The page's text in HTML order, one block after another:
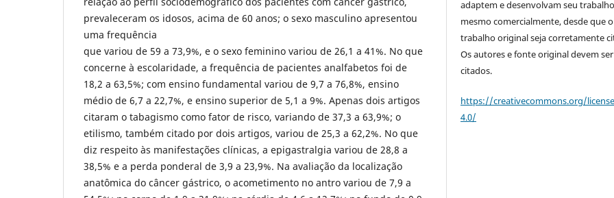
prevaleceram os idosos, acima de 60 anos; o sexo masculino apresentou
uma frequência
que variou de 59 a 73,9%, e o sexo feminino variou de 26,1 a 41%. No que
concerne à escolaridade, a frequência de pacientes analfabetos foi de
18,2 a 63,5%; com ensino fundamental variou de 9,7 a 76,8%, ensino
médio de 6,7 a 22,7%, e ensino superior de 5,1 a 9%. Apenas dois artigos
citaram o tabagismo como fator de risco, variando de 37,3 a 63,9%; o
etilismo, também citado por dois artigos, variou de 25,3 a 62,2%. No que
diz respeito às manifestações clínicas, a epigastralgia variou de 28,8 a
38,5% e a perda ponderal de 3,9 a 23,9%. Na avaliação da localização
anatômica do câncer gástrico, o acometimento no antro variou de 7,9 a
adaptem e desenvolvam seu
mesmo comercialmente, desde que o
trabalho original seja corretamente
Os autores e fonte original devem ser
citados.
https://creativecommons.org/
4.0/